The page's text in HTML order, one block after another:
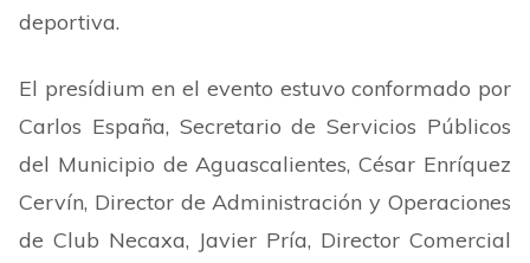
deportiva.
El presídium en el evento estuvo conformado por
Carlos España, Secretario de Servicios Públicos
del Municipio de Aguascalientes, César Enríquez
Cervín, Director de Administración y Operaciones
de Club Necaxa, Javier Pría, Director Comercial